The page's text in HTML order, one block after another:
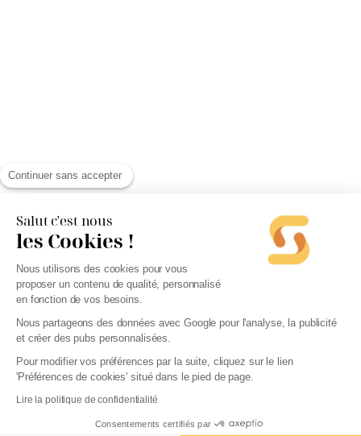
Continuer sans accepter
Salut c'est nous
les Cookies !
Nous utilisons des cookies pour vous
proposer un contenu de qualité, personnalisé
en fonction de vos besoins.
Nous partageons des données avec Google pour l'analyse, la publicité
et créer des pubs personnalisées.
Pour modifier vos préférences par la suite, cliquez sur le lien
'Préférences de cookies' situé dans le pied de page.
Lire la politique de confidentialité
Consentements certifiés par